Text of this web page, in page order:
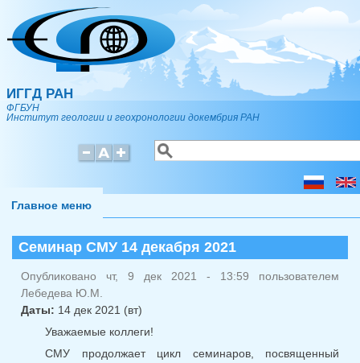
Перейти к основному содержанию
ИГГД РАН
ФГБУН
Институт геологии и геохронологии докембрия РАН
Форма поиска
Поиск
Главное меню
Семинар СМУ 14 декабря 2021
Опубликовано чт, 9 дек 2021 - 13:59 пользователем
Лебедева Ю.М.
Даты: 14 дек 2021 (вт)
Уважаемые коллеги!
СМУ продолжает цикл семинаров, посвященный